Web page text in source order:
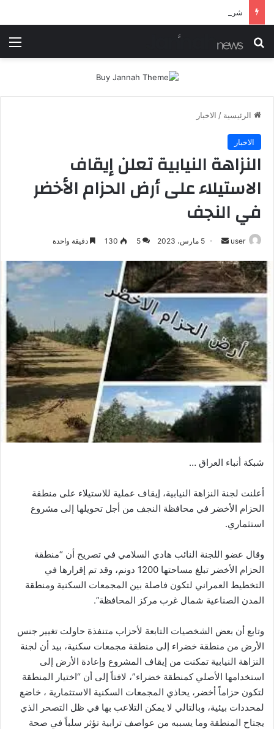
بحث عن
الرئيسية / الاخبار
الاخبار
النزاهة النيابية تعلن إيقاف
الاستيلاء على أرض الحزام الأخضر
في النجف
user
أرسل
إلكترونيا
5 مارس، 2023 5
130 دقيقة واحدة
شبكة أنباء العراق …
أعلنت لجنة النزاهة النيابية، إيقاف عملية للاستيلاء على منطقة
الحزام الأخضر في محافظة النجف من أجل تحويلها إلى مشروع
استثماري.
وقال عضو اللجنة النائب هادي السلامي في تصريح أن “منطقة
الحزام الأخضر تبلغ مساحتها 1200 دونم، وقد تم إقرارها في
التخطيط العمراني لتكون فاصلة بين المجمعات السكنية ومنطقة
المدن الصناعية شمال غرب مركز المحافظة”.
وتابع أن بعض الشخصيات التابعة لأحزاب متنفذة حاولت تغيير جنس
الأرض من منطقة خضراء إلى منطقة مجمعات سكنية، بيد أن لجنة
النزاهة النيابية تمكنت من إيقاف المشروع وإعادة الأرض إلى
استخدامها الأصلي كمنطقة خضراء”، لافتاً إلى أن “اختيار المنطقة
لتكون حزاماً أخضر، يحاذي المجمعات السكنية الاستثمارية ، خاضع
لمحددات بيئية، وبالتالي لا يمكن التلاعب بها في ظل التصحر الذي
يجتاح المنطقة وما يسببه من عواصف ترابية تؤثر سلباً في صحة